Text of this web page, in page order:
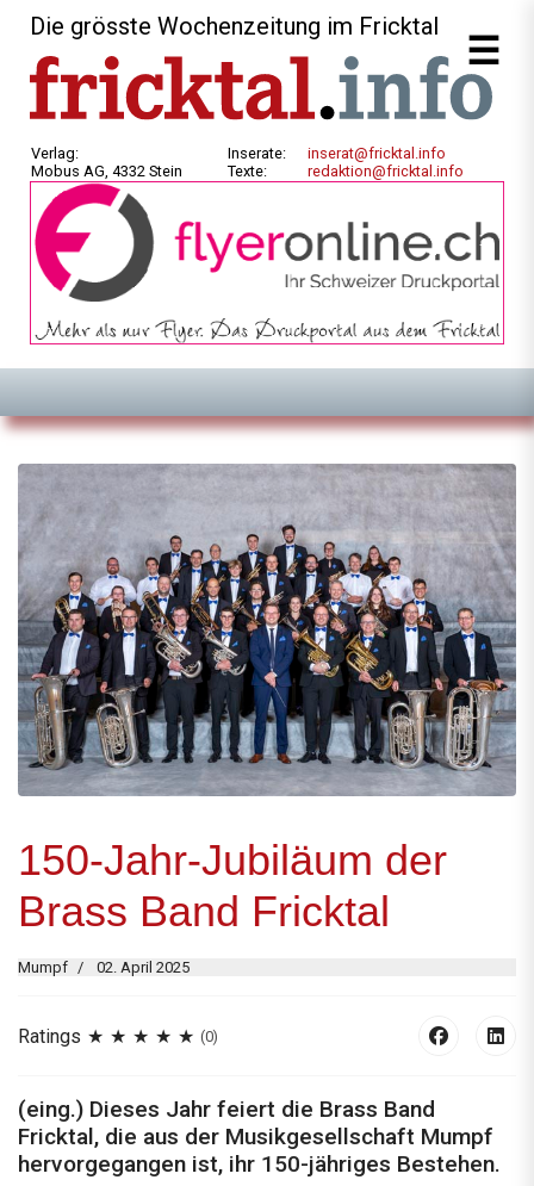
Die grösste Wochenzeitung im Fricktal
Verlag:
Mobus AG, 4332 Stein
Inserate:
Texte:
inserat@fricktal.info
redaktion@fricktal.info
150-Jahr-Jubiläum der
Brass Band Fricktal
Mumpf 02. April 2025
Ratings (0)
(eing.) Dieses Jahr feiert die Brass Band
Fricktal, die aus der Musikgesellschaft Mumpf
hervorgegangen ist, ihr 150-jähriges Bestehen.